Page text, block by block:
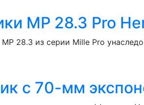
MP 28.3 Pro
28.3 из серии Mille Pro
с 70-мм